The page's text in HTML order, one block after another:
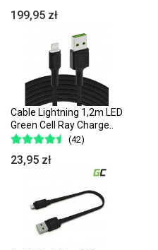
199,95 zł
Cable Lightning 1,2m LED
Green Cell Ray Charge..
(42)
23,95 zł